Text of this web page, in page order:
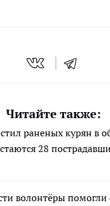
Читайте также:
раненых курян в
28
волонтёры